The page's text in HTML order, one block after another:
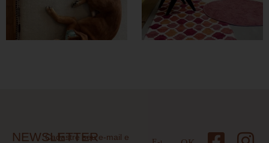
NEWSLETTER
Cadastre seu e-mail e